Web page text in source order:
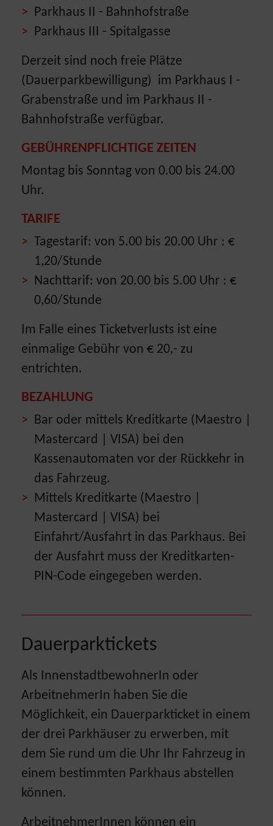
Parkhaus II - Bahnhofstraße
Parkhaus III - Spitalgasse
Derzeit sind noch freie Plätze
(Dauerparkbewilligung) im Parkhaus I -
Grabenstraße und im Parkhaus II -
Bahnhofstraße verfügbar.
GEBÜHRENPFLICHTIGE ZEITEN
Montag bis Sonntag von 0.00 bis 24.00
Uhr.
TARIFE
Tagestarif: von 5.00 bis 20.00 Uhr : €
1,20/Stunde
Nachttarif: von 20.00 bis 5.00 Uhr : €
0,60/Stunde
Im Falle eines Ticketverlusts ist eine
einmalige Gebühr von € 20,- zu
entrichten.
BEZAHLUNG
Bar oder mittels Kreditkarte (Maestro |
Mastercard | VISA) bei den
Kassenautomaten vor der Rückkehr in
das Fahrzeug.
Mittels Kreditkarte (Maestro |
Mastercard | VISA) bei
Einfahrt/Ausfahrt in das Parkhaus. Bei
der Ausfahrt muss der Kreditkarten-
PIN-Code eingegeben werden.
Dauerparktickets
Als InnenstadtbewohnerIn oder
ArbeitnehmerIn haben Sie die
Möglichkeit, ein Dauerparkticket in einem
der drei Parkhäuser zu erwerben, mit
dem Sie rund um die Uhr Ihr Fahrzeug in
einem bestimmten Parkhaus abstellen
können.
ArbeitnehmerInnen können ein